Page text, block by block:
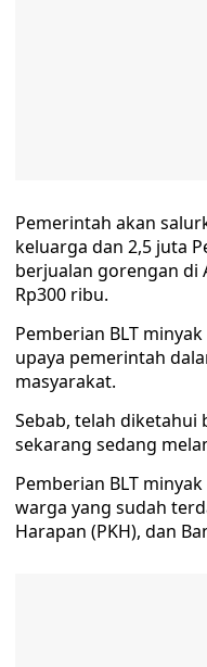
Pemerintah akan
keluarga dan 2,5 juta
berjualan gorengan di
Rp300 ribu.
Pemberian BLT
upaya pemerintah
masyarakat.
Sebab, telah diketahui
sekarang sedang
Pemberian BLT
warga yang sudah
Harapan (PKH), dan